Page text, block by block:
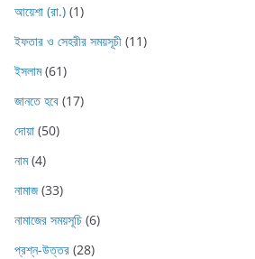
আয়েশা (রা.) (1)
ইফতার ও সেহরীর সময়সূচী (11)
ইসলাম(61)
জানতে হবে (17)
দোয়া (50)
নাম(4)
নামাজ(33)
নামাজের সময়সূচি (6)
প্রশ্ন-উত্তর (28)